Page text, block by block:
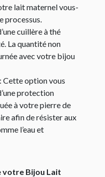
lait maternel vous-
processus.
cuillère à thé
La quantité non
avec votre bijou
: Cette option vous
protection
à votre pierre de
afin de résister aux
l’eau et
votre Bijou Lait